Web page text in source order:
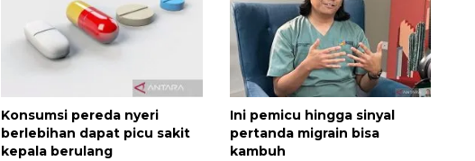
Konsumsi pereda nyeri
berlebihan dapat picu sakit
kepala berulang
Ini pemicu hingga sinyal
pertanda migrain bisa
kambuh
2026-08-06 13:15:00